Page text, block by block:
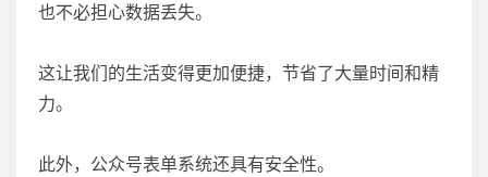
也不必担心数据丢失。
这让我们的生活变得更加便捷，节省了大量时间和精
力。
此外，公众号表单系统还具有安全性。